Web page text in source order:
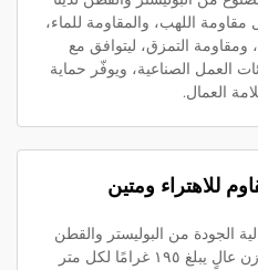
اللهب، والمقاومة للماء،
ومقاومة التمزق، ليتوافق مع
العمل الصناعية، ويوفّر حماية
العمال.
للاهتراء ومتين
الجودة من البوليستر والقطن
(٦٠/٤٠، ٦٥/٣٥، ٨٠/٢٠) وبوزن عالٍ يبلغ ١٩٥ غرامًا لكل متر